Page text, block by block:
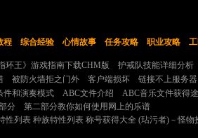
程 综合经验 心情故事 任务攻略 职业攻略
环王》游戏指南下载CHM版 护戒队技能详细分析
被防火墙拒之门外 客户端损坏 链接不上服务器
件和演奏模式 ABC文件介绍 ABC音乐文件获得
分 第二部分教你如何使用网上的乐谱
性列表 种族特性列表 称号获得大全 (玷污者)－怪物